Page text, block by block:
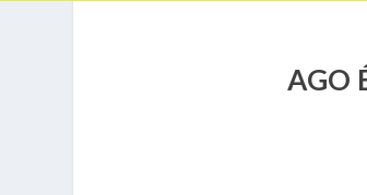
AGO